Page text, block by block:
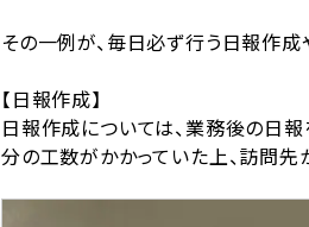
その一例が、毎日必ず行う日報作成
【日報作成】
日報作成については、業務後の日
分の工数がかかっていた上、訪問先